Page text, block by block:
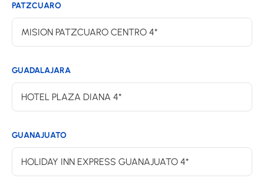
PATZCUARO
MISION PATZCUARO CENTRO 4*
GUADALAJARA
HOTEL PLAZA DIANA 4*
GUANAJUATO
HOLIDAY INN EXPRESS GUANAJUATO 4*